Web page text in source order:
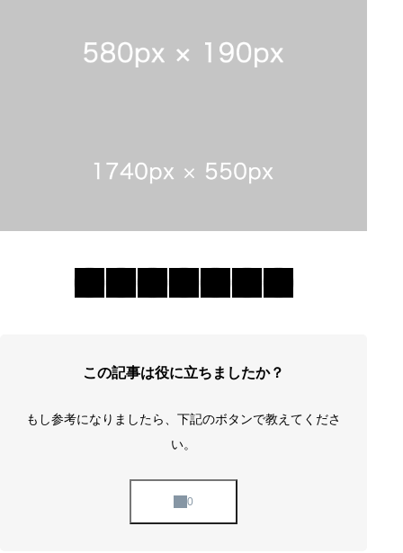
この記事は役に立ちましたか？
もし参考になりましたら、下記のボタンで教えてくださ
い。